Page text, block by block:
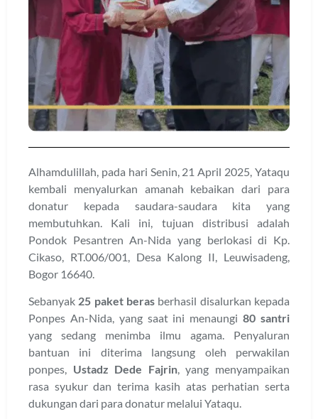
Alhamdulillah, pada hari Senin, 21 April 2025, Yataqu
kembali menyalurkan amanah kebaikan dari para
donatur kepada saudara-saudara kita yang
membutuhkan. Kali ini, tujuan distribusi adalah
Pondok Pesantren An-Nida yang berlokasi di Kp.
Cikaso, RT.006/001, Desa Kalong II, Leuwisadeng,
Bogor 16640.
Sebanyak 25 paket beras berhasil disalurkan kepada
Ponpes An-Nida, yang saat ini menaungi80 santri
yang sedang menimba ilmu agama. Penyaluran
bantuan ini diterima langsung oleh perwakilan
ponpes, Ustadz Dede Fajrin, yang menyampaikan
rasa syukur dan terima kasih atas perhatian serta
dukungan dari para donatur melalui Yataqu.